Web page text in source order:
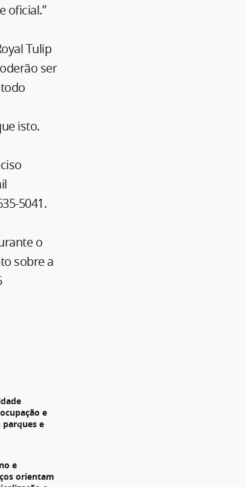
oficial.”
Tulip
ser
isto.
5041.
o
sobre a
e
e
e
orientam